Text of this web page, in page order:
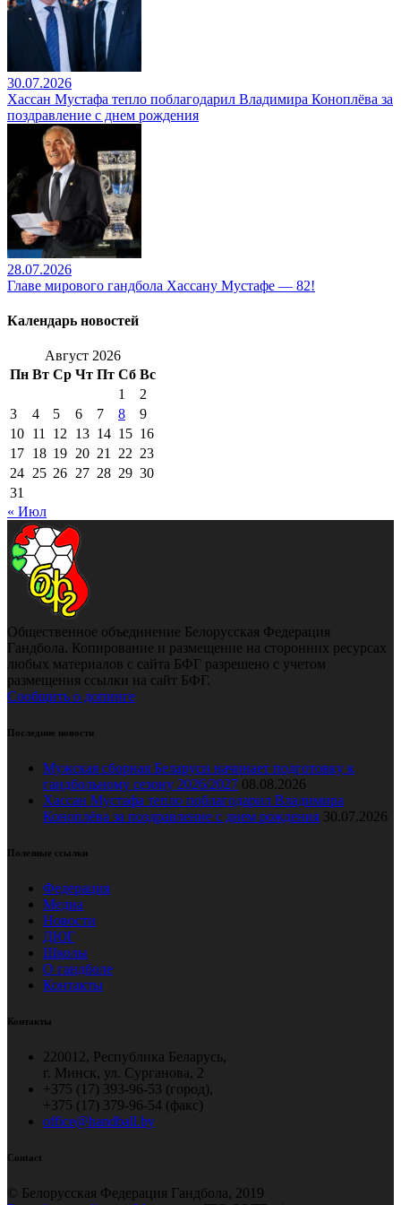
30.07.2026
Хассан Мустафа тепло поблагодарил Владимира Коноплёва за
поздравление с днем рождения
28.07.2026
Главе мирового гандбола Хассану Мустафе — 82!
Календарь новостей
Август 2026
Пн Вт Ср Чт Пт Сб Вс
1
2
3
4 5 6 7 8
9
10 11 12 13 14 15 16
17 18 19 20 21 22 23
24 25 26 27 28 29 30
31
« Июл
Общественное объединение Белорусская Федерация
Гандбола. Копирование и размещение на сторонних ресурсах
любых материалов с сайта БФГ разрешено с учетом
размещения ссылки на сайт БФГ.
Сообщить о допинге
Последние новости
Мужская сборная Беларуси начинает подготовку к
гандбольному сезону 2026/2027 08.08.2026
Хассан Мустафа тепло поблагодарил Владимира
Коноплёва за поздравление с днем рождения 30.07.2026
Полезные ссылки
Федерация
Медиа
Новости
ДЮГ
Школы
О гандболе
Контакты
Контакты
220012, Республика Беларусь,
г. Минск, ул. Сурганова, 2
+375 (17) 393-96-53 (город),
+375 (17) 379-96-54 (факс)
office@handball.by
Contact
© Белорусская Федерация Гандбола, 2019